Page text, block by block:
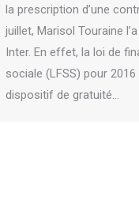
la prescription d’une
juillet, Marisol Touraine
Inter. En effet, la loi de
sociale (LFSS) pour
dispositif de gratuité…